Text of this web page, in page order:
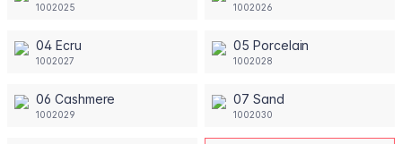
1002025 1002026
04 Ecru
1002027
05 Porcelain
1002028
06 Cashmere
1002029
07 Sand
1002030